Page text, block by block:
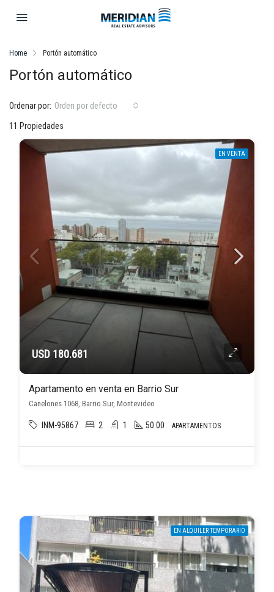
Home Portón automático
Portón automático
11 Propiedades
Ordenar por: Orden por defecto
EN VENTA
USD 180.681
Apartamento en venta en Barrio Sur
Canelones 1068, Barrio Sur, Montevideo
INM-95867 2 1 50.00 APARTAMENTOS
EN ALQUILER TEMPORARIO